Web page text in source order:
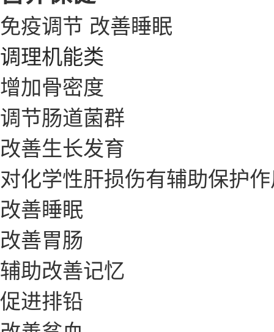
免疫调节 改善睡眠
调理机能类
增加骨密度
调节肠道菌群
改善生长发育
对化学性肝损伤有辅助保护
改善睡眠
改善胃肠
辅助改善记忆
促进排铅